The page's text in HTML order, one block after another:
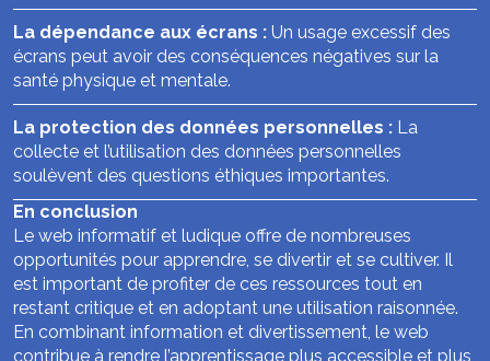
La dépendance aux écrans : Un usage excessif des
écrans peut avoir des conséquences négatives sur la
santé physique et mentale.
La protection des données personnelles : La
collecte et l’utilisation des données personnelles
soulèvent des questions éthiques importantes.
En conclusion
Le web informatif et ludique offre de nombreuses
opportunités pour apprendre, se divertir et se cultiver. Il
est important de profiter de ces ressources tout en
restant critique et en adoptant une utilisation raisonnée.
En combinant information et divertissement, le web
contribue à rendre l’apprentissage plus accessible et plus